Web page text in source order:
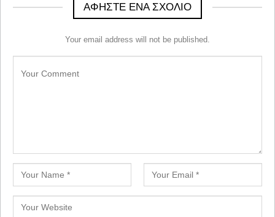
ΑΦΉΣΤΕ ΈΝΑ ΣΧΌΛΙΟ
Your email address will not be published.